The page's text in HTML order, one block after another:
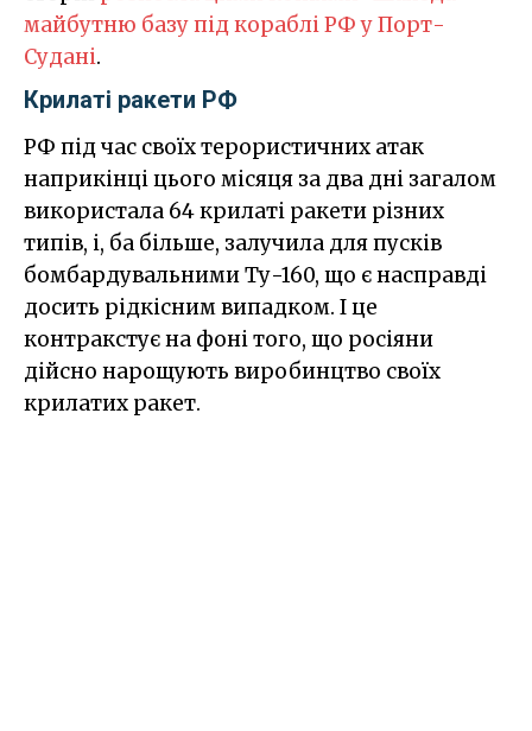
майбутню базу під кораблі РФ у Порт-
Судані.
Крилаті ракети РФ
РФ під час своїх терористичних атак
наприкінці цього місяця за два дні загалом
використала 64 крилаті ракети різних
типів, і, ба більше, залучила для пусків
бомбардувальними Ту-160, що є насправді
досить рідкісним випадком. І це
контракстує на фоні того, що росіяни
дійсно нарощують виробинцтво своїх
крилатих ракет.